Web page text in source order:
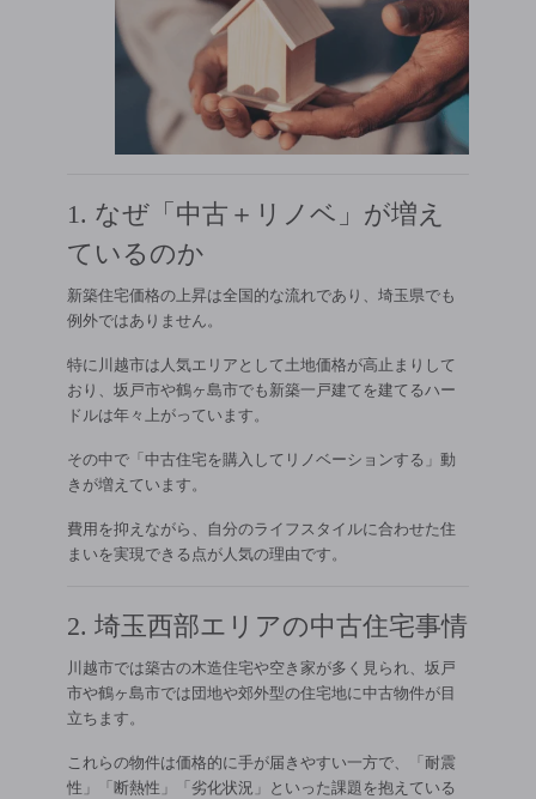
1. なぜ「中古＋リノベ」が増え
ているのか
新築住宅価格の上昇は全国的な流れであり、埼玉県でも
例外ではありません。
特に川越市は人気エリアとして土地価格が高止まりして
おり、坂戸市や鶴ヶ島市でも新築一戸建てを建てるハー
ドルは年々上がっています。
その中で「中古住宅を購入してリノベーションする」動
きが増えています。
費用を抑えながら、自分のライフスタイルに合わせた住
まいを実現できる点が人気の理由です。
2. 埼玉西部エリアの中古住宅事情
川越市では築古の木造住宅や空き家が多く見られ、坂戸
市や鶴ヶ島市では団地や郊外型の住宅地に中古物件が目
立ちます。
これらの物件は価格的に手が届きやすい一方で、「耐震
性」「断熱性」「劣化状況」といった課題を抱えている